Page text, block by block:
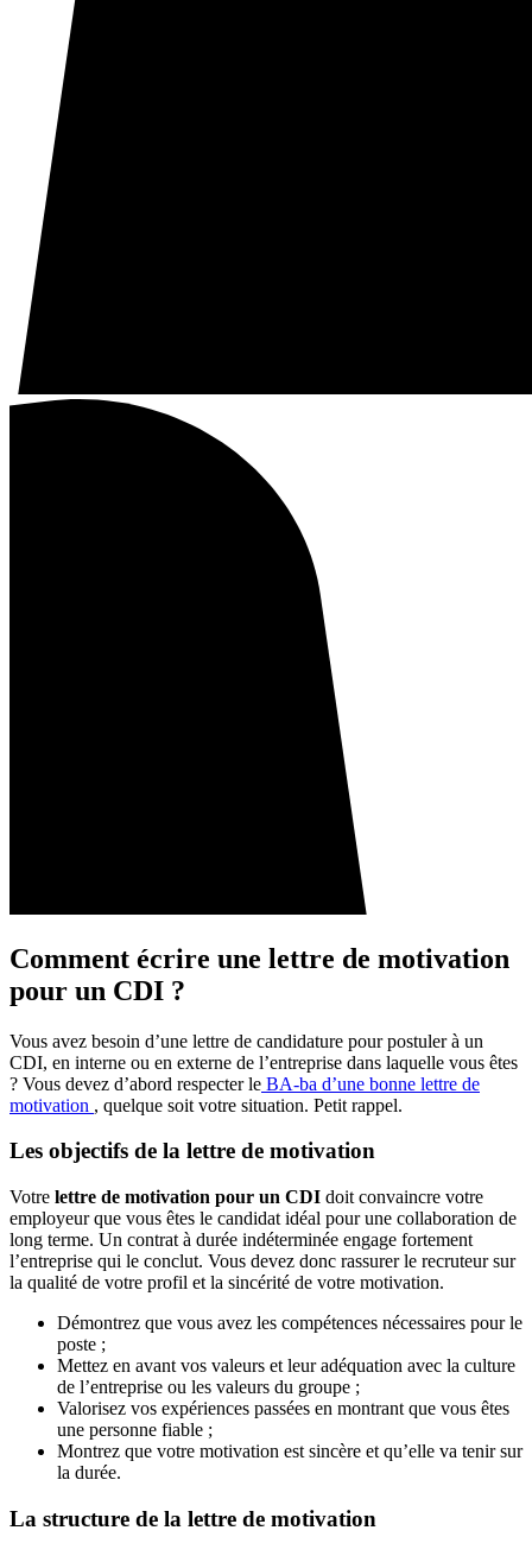
Comment écrire une lettre de motivation
pour un CDI ?
Vous avez besoin d’une lettre de candidature pour postuler à un
CDI, en interne ou en externe de l’entreprise dans laquelle vous êtes
? Vous devez d’abord respecter le BA-ba d’une bonne lettre de
motivation , quelque soit votre situation. Petit rappel.
Les objectifs de la lettre de motivation
Votre lettre de motivation pour un CDI doit convaincre votre
employeur que vous êtes le candidat idéal pour une collaboration de
long terme. Un contrat à durée indéterminée engage fortement
l’entreprise qui le conclut. Vous devez donc rassurer le recruteur sur
la qualité de votre profil et la sincérité de votre motivation.
Démontrez que vous avez les compétences nécessaires pour le
poste ;
Mettez en avant vos valeurs et leur adéquation avec la culture
de l’entreprise ou les valeurs du groupe ;
Valorisez vos expériences passées en montrant que vous êtes
une personne fiable ;
Montrez que votre motivation est sincère et qu’elle va tenir sur
la durée.
La structure de la lettre de motivation